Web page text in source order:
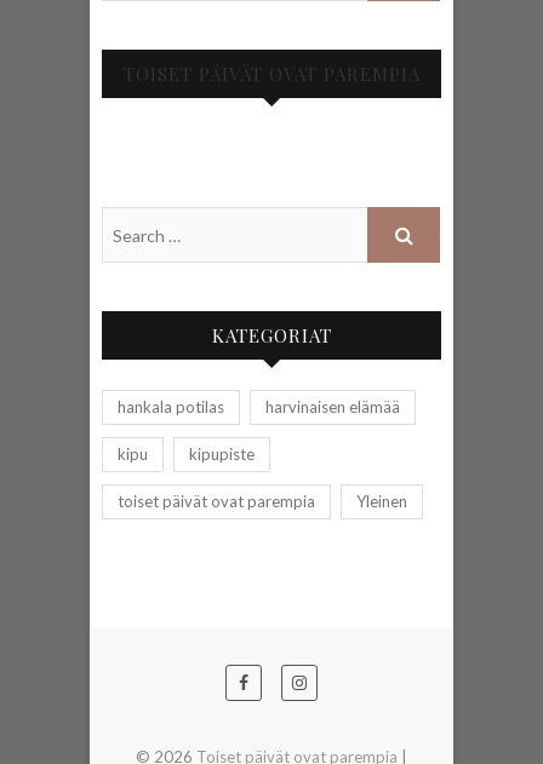
TOISET PÄIVÄT OVAT PAREMPIA
KATEGORIAT
hankala potilas harvinaisen elämää
kipu kipupiste
toiset päivät ovat parempia Yleinen
© 2026 Toiset päivät ovat parempia